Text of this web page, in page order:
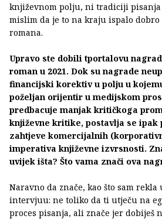
književnom polju, ni tradiciji
mislim da je to na kraju ispalo
romana.
Upravo ste dobili tportalovu
roman u 2021. Dok su nagrade
financijski korektiv u polju u
poželjan orijentir u medijskom
predbacuje manjak kritičkoga
književne kritike, postavlja se
zahtjeve komercijalnih
imperativa književne izvrsnosti.
uvijek išta? Što vama znači ova
Naravno da znače, kao što sam
intervjuu: ne toliko da ti utječu na
proces pisanja, ali znače jer dobiješ